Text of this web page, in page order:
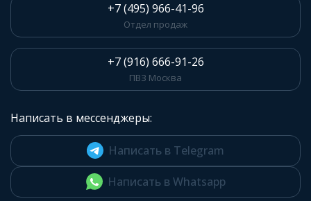
+7 (495) 966-41-96
Отдел продаж
+7 (916) 666-91-26
ПВЗ Москва
Написать в мессенджеры:
Написать в Telegram
Написать в Whatsapp